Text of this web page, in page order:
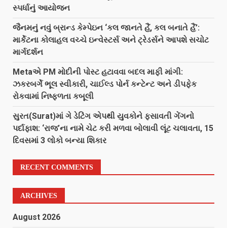
સ્પર્ધાનું આયોજન
જૈનમનું નવું બ્રાન્ડ કેમ્પેઇન ‘કલ જાનતે હૈં, કલ બનાતે હૈં’:
માર્કેટના કોલાહલ વચ્ચે ઇન્વેસ્ટર્સ અને ટ્રેડર્સને આપશે સચોટ
માર્ગદર્શન
Metaએ PM મોદીની પોસ્ટ હટાવવા બદલ માફી માંગી:
ઝકરબર્ગે ભૂલ સ્વીકારી, ચાઈલ્ડ પોર્ન કન્ટેન્ટ અને ડીપફેક
રોકવામાં નિષ્ફળતા કબૂલી
સુરત(Surat)માં ગે ડેટિંગ એપથી યુવકોને ફસાવતી ગેંગનો
પર્દાફાશ: ‘રાજ’ના નામે ચેટ કરી મળવા બોલાવી લૂંટ ચલાવતા, 15
દિવસમાં 3 લોકો બન્યા શિકાર
RECENT COMMENTS
ARCHIVES
August 2026